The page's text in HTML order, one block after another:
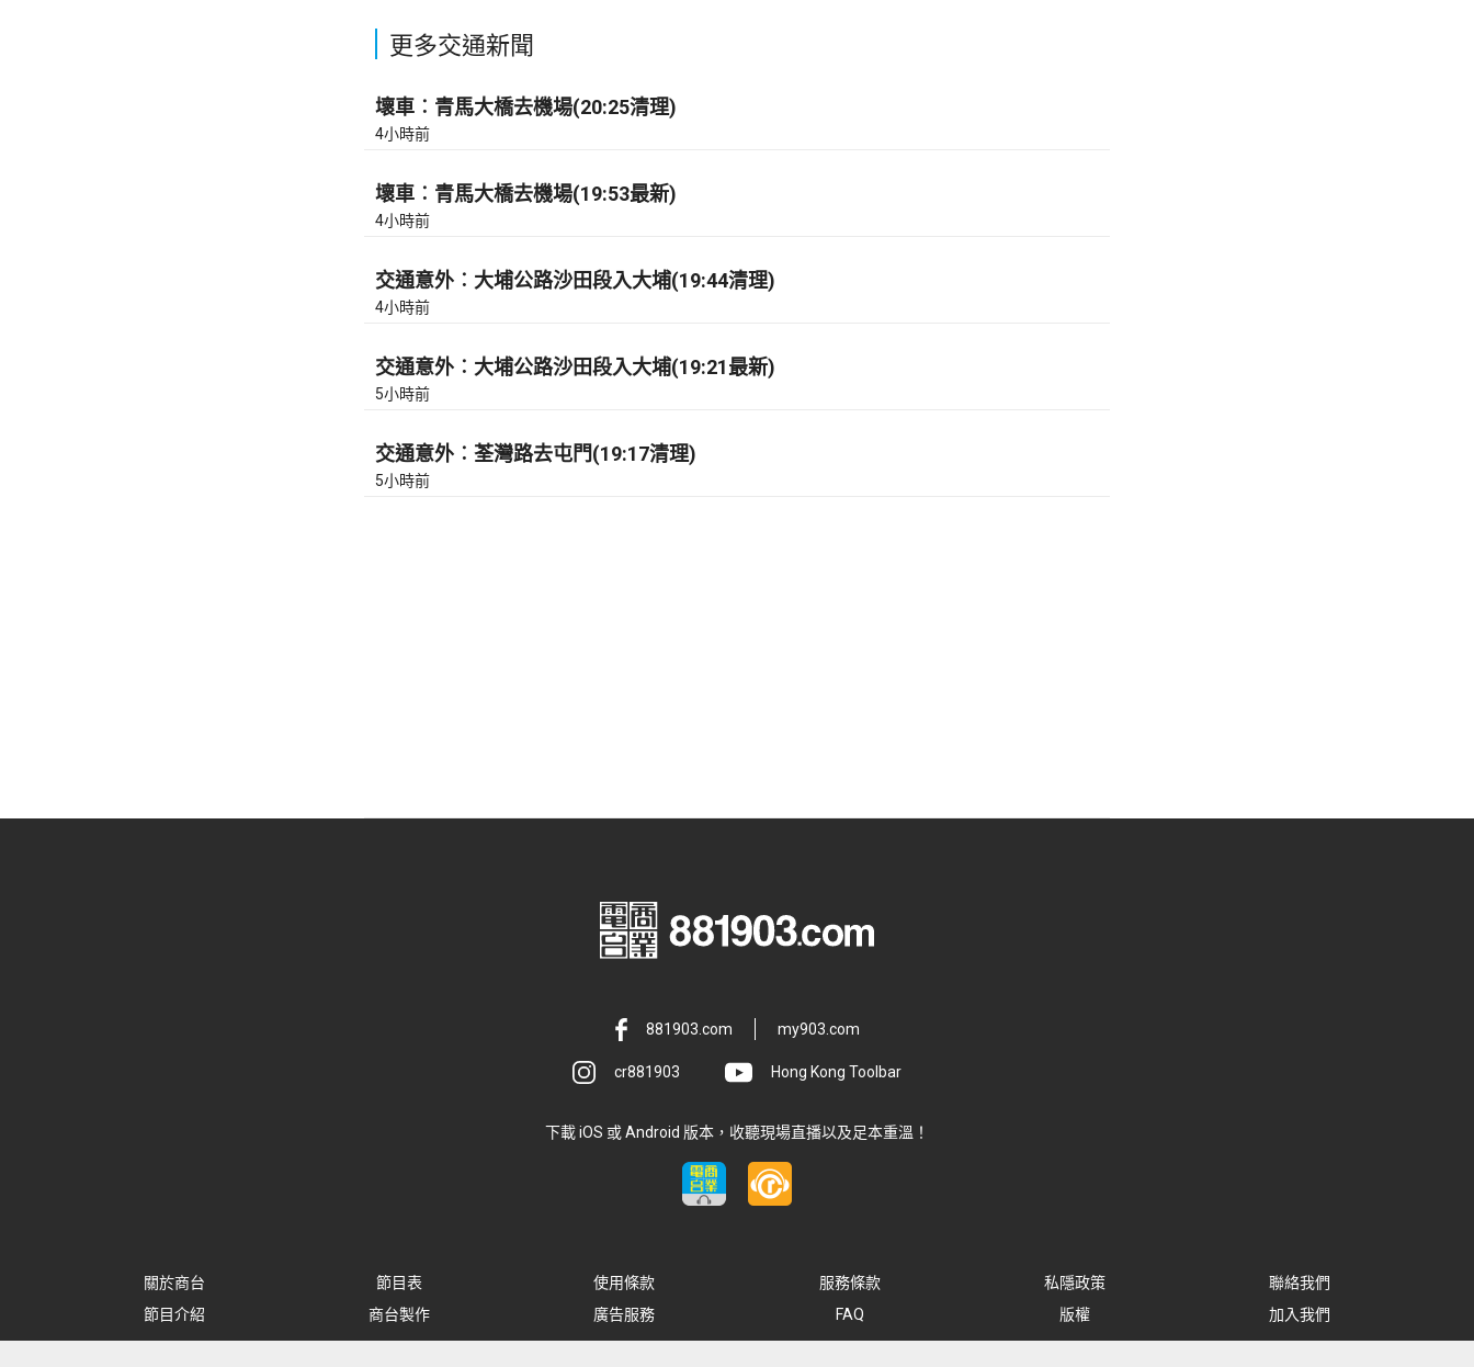
更多交通新聞
壞車︰青馬大橋去機場(20:25清理)
4小時前
壞車︰青馬大橋去機場(19:53最新)
4小時前
交通意外︰大埔公路沙田段入大埔(19:44清理)
4小時前
交通意外︰大埔公路沙田段入大埔(19:21最新)
5小時前
交通意外︰荃灣路去屯門(19:17清理)
5小時前
881903.com my903.com
cr881903 Hong Kong Toolbar
下載 iOS 或 Android 版本，收聽現場直播以及足本重溫！
關於商台 節目表 使用條款 服務條款 私隱政策
聯絡我們
節目介紹
商台製作 廣告服務 FAQ 版權 加入我們